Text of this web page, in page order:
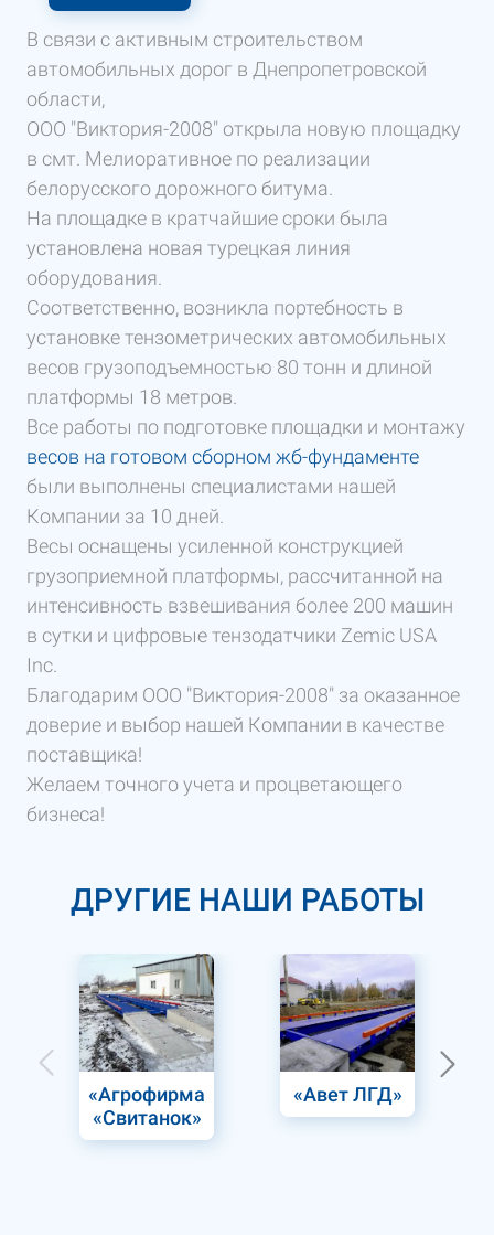
В связи с активным строительством
автомобильных дорог в Днепропетровской
области,
ООО "Виктория-2008" открыла новую площадку
в смт. Мелиоративное по реализации
белорусского дорожного битума.
На площадке в кратчайшие сроки была
установлена новая турецкая линия
оборудования.
Соответственно, возникла портебность в
установке тензометрических автомобильных
весов грузоподъемностью 80 тонн и длиной
платформы 18 метров.
Все работы по подготовке площадки и монтажу
весов на готовом сборном жб-фундаменте
были выполнены специалистами нашей
Компании за 10 дней.
Весы оснащены усиленной конструкцией
грузоприемной платформы, рассчитанной на
интенсивность взвешивания более 200 машин
в сутки и цифровые тензодатчики Zemic USA
Inc.
Благодарим ООО "Виктория-2008" за оказанное
доверие и выбор нашей Компании в качестве
поставщика!
Желаем точного учета и процветающего
бизнеса!
ДРУГИЕ НАШИ РАБОТЫ
«Агрофирма
«Свитанок»
«Авет ЛГД»